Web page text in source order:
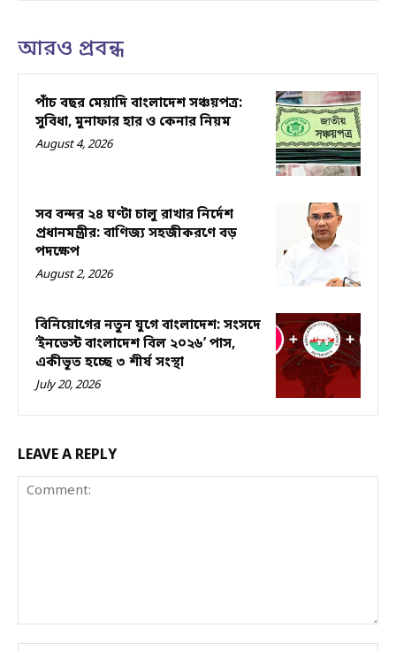
আরও প্রবন্ধ
পাঁচ বছর মেয়াদি বাংলাদেশ সঞ্চয়পত্র:
সুবিধা, মুনাফার হার ও কেনার নিয়ম
August 4, 2026
সব বন্দর ২৪ ঘণ্টা চালু রাখার নির্দেশ
প্রধানমন্ত্রীর: বাণিজ্য সহজীকরণে বড়
পদক্ষেপ
August 2, 2026
বিনিয়োগের নতুন যুগে বাংলাদেশ: সংসদে
‘ইনভেস্ট বাংলাদেশ বিল ২০২৬’ পাস,
একীভূত হচ্ছে ৩ শীর্ষ সংস্থা
July 20, 2026
LEAVE A REPLY